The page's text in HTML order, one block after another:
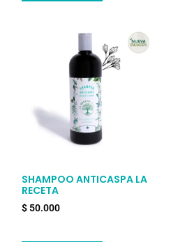
SHAMPOO ANTICASPA LA
RECETA
$ 50.000